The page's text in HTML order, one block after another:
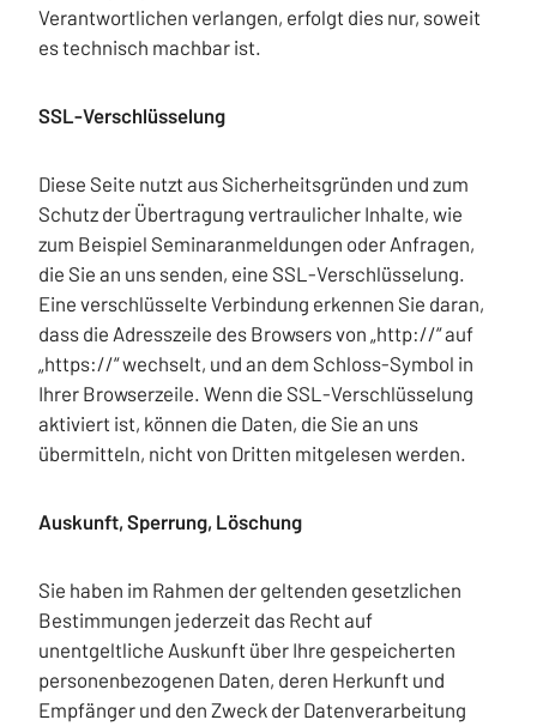
Verantwortlichen verlangen, erfolgt dies nur, soweit
es technisch machbar ist.
SSL-Verschlüsselung
Diese Seite nutzt aus Sicherheitsgründen und zum
Schutz der Übertragung vertraulicher Inhalte, wie
zum Beispiel Seminaranmeldungen oder Anfragen,
die Sie an uns senden, eine SSL-Verschlüsselung.
Eine verschlüsselte Verbindung erkennen Sie daran,
dass die Adresszeile des Browsers von „http://“ auf
„https://“ wechselt, und an dem Schloss-Symbol in
Ihrer Browserzeile. Wenn die SSL-Verschlüsselung
aktiviert ist, können die Daten, die Sie an uns
übermitteln, nicht von Dritten mitgelesen werden.
Auskunft, Sperrung, Löschung
Sie haben im Rahmen der geltenden gesetzlichen
Bestimmungen jederzeit das Recht auf
unentgeltliche Auskunft über Ihre gespeicherten
personenbezogenen Daten, deren Herkunft und
Empfänger und den Zweck der Datenverarbeitung